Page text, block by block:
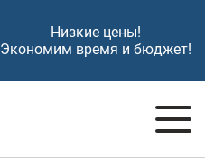
Низкие цены!
Экономим время и бюджет!